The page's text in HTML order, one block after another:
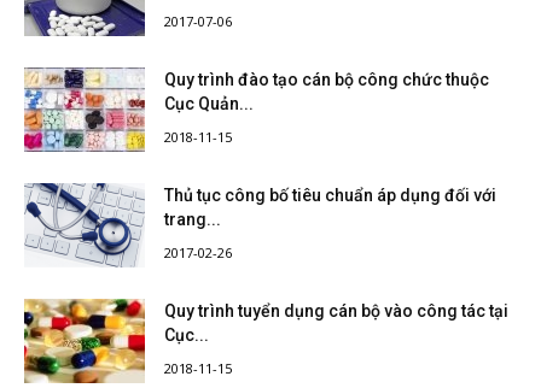
2017-07-06
Quy trình đào tạo cán bộ công chức thuộc
Cục Quản...
2018-11-15
Thủ tục công bố tiêu chuẩn áp dụng đối với
trang...
2017-02-26
Quy trình tuyển dụng cán bộ vào công tác tại
Cục...
2018-11-15